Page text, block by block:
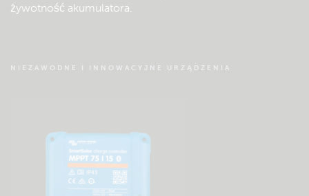
żywotność akumulatora.
NIEZAWODNE I INNOWACYJNE URZĄDZENIA